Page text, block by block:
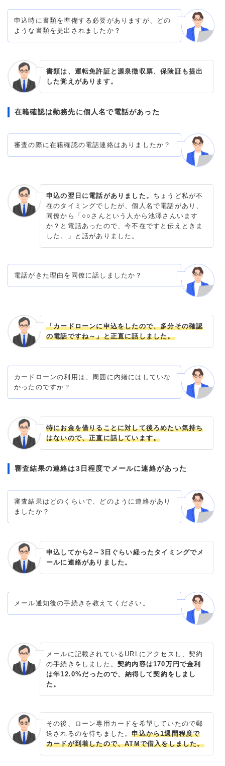
申込時に書類を準備する必要がありますが、どの
ような書類を提出されましたか？
書類は、運転免許証と源泉徴収票、保険証も提出
した覚えがあります。
在籍確認は勤務先に個人名で電話があった
審査の際に在籍確認の電話連絡はありましたか？
申込の翌日に電話がありました。 ちょうど私が不
在のタイミングでしたが、個人名で電話があり、
同僚から「○○さんという人から池澤さんいます
か？と電話あったので、今不在ですと伝えときま
した。」と話がありました。
電話がきた理由を同僚に話しましたか？
「カードローンに申込をしたので、多分その確認
の電話ですね～」と正直に話しました。
カードローンの利用は、周囲に内緒にはしていな
かったのですか？
特にお金を借りることに対して後ろめたい気持ち
はないので、正直に話しています。
審査結果の連絡は3日程度でメールに連絡があった
審査結果はどのくらいで、どのように連絡があり
ましたか？
申込してから2～3日ぐらい経ったタイミングでメ
ールに連絡がありました。
メール通知後の手続きを教えてください。
メールに記載されているURLにアクセスし、契約
の手続きをしました。 契約内容は170万円で金利
は年12.0%だったので、納得して契約をしまし
た。
その後、ローン専用カードを希望していたので郵
送されるのを待ちました。申込から1週間程度で
カードが到着したので、ATMで借入をしました。